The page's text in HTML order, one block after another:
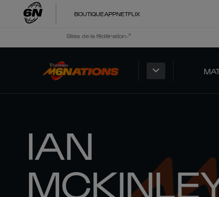
BOUTIQUEAPPNETFLIX
Sites de la fédération
IAN